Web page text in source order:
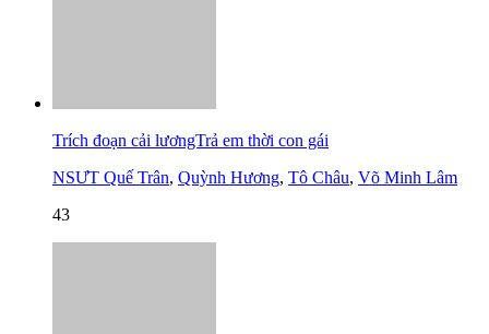
Trích đoạn cải lươngTrả em thời con gái
NSƯT Quế Trân, Quỳnh Hương, Tô Châu, Võ Minh Lâm
43